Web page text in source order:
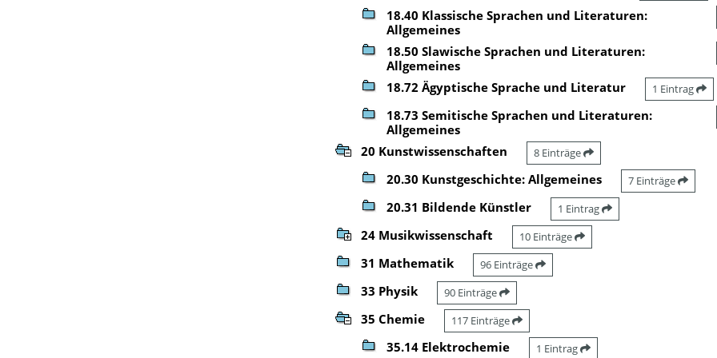
18.40 Klassische Sprachen und Literaturen:
Allgemeines
18.50 Slawische Sprachen und Literaturen:
Allgemeines
18.72 Ägyptische Sprache und Literatur
1 Eintrag
18.73 Semitische Sprachen und Literaturen:
Allgemeines
20 Kunstwissenschaften
8 Einträge
20.30 Kunstgeschichte: Allgemeines 7 Einträge
20.31 Bildende Künstler 1 Eintrag
24 Musikwissenschaft 10 Einträge
31 Mathematik 96 Einträge
33 Physik 90 Einträge
35 Chemie 117 Einträge
35.14 Elektrochemie 1 Eintrag